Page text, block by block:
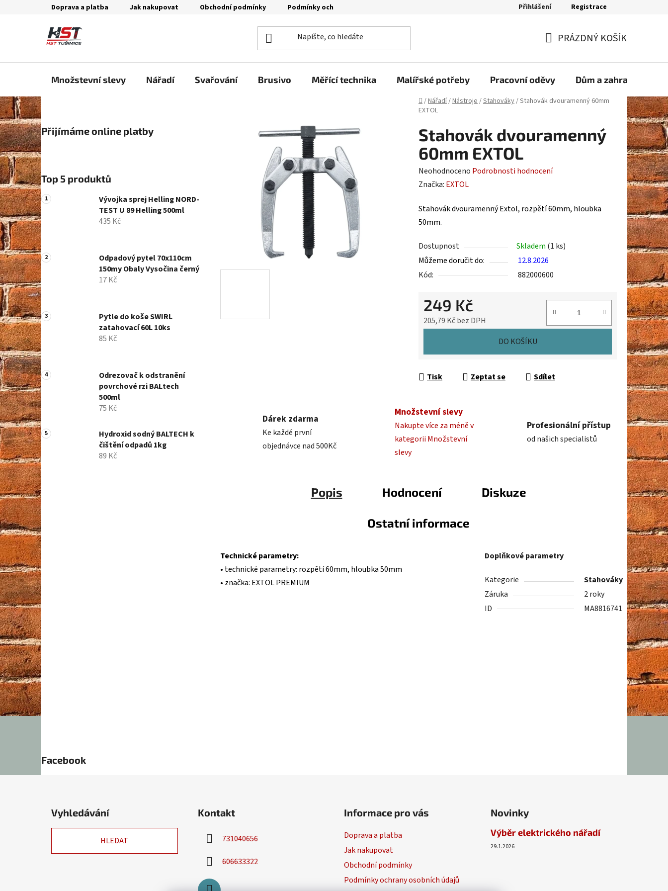
Doprava a platba Jak nakupovat Obchodní podmínky Podmínky ochrany osobních údajů Přihlášení Registrace
KOŠÍK
PRÁZDNÝ KOŠÍK
Množstevní slevy Nářadí Svařování Brusivo Měřící technika Malířské potřeby Pracovní oděvy Dům a zahrada
Domů
/Nářadí/Nástroje/Stahováky/Stahovák dvouramenný 60mm
EXTOL
P
o
s
t
r
a
n
n
í
p
a
n
e
l
Přijímáme online platby
Top 5 produktů
Vývojka sprej Helling NORD-
TEST U 89 Helling 500ml
435 Kč
Odpadový pytel 70x110cm
150my Obaly Vysočina černý
17 Kč
Pytle do koše SWIRL
zatahovací 60L 10ks
85 Kč
Odrezovač k odstranění
povrchové rzi BALtech
500ml
75 Kč
Hydroxid sodný BALTECH k
čištění odpadů 1kg
89 Kč
Facebook
Stahovák dvouramenný
60mm EXTOL
Průměrné
hodnocení
je
0,0
5
hvězdiček.
Neohodnoceno Podrobnosti hodnocení
Značka: EXTOL
Stahovák dvouramenný Extol, rozpětí 60mm, hloubka
50mm.
Dostupnost Skladem (1 ks)
Můžeme doručit do:
12.8.2026
Kód:
882000600
249 Kč
205,79 Kč bez DPH
DO KOŠÍKU
Tisk Zeptat se Sdílet
Dárek zdarma
Ke každé první
objednávce nad 500Kč
Množstevní slevy
Nakupte více za méně v
kategorii Množstevní
slevy
Profesionální přístup
od našich specialistů
Popis Hodnocení Diskuze
Ostatní informace
Technické parametry:
• technické parametry: rozpětí 60mm, hloubka 50mm
• značka: EXTOL PREMIUM
Doplňkové parametry
Kategorie
Stahováky
Záruka
2 roky
ID
MA8816741
Vyhledávání
HLEDAT
Kontakt
731040656
606633322
Informace pro vás
Doprava a platba
Jak nakupovat
Obchodní podmínky
Podmínky ochrany osobních údajů
Novinky
Výběr elektrického nářadí
29.1.2026